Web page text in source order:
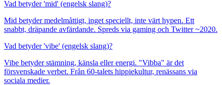
Vad betyder 'mid' (engelsk slang)?
Mid betyder medelmåttigt, inget speciellt, inte värt hypen. Ett
snabbt, dräpande avfärdande. Spreds via gaming och Twitter ~2020.
Vad betyder 'vibe' (engelsk slang)?
Vibe betyder stämning, känsla eller energi. "Vibba" är det
försvenskade verbet. Från 60-talets hippiekultur, renässans via
sociala medier.